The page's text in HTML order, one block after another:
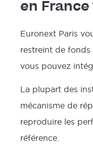
en France
Euronext Paris
restreint de fonds
vous pouvez
La plupart des
mécanisme de
reproduire les
référence.